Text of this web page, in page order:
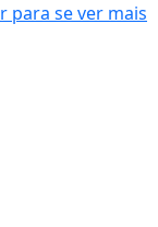
para se ver mais